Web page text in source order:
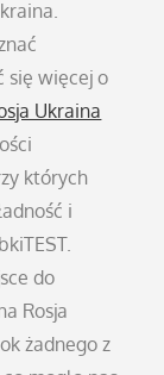
się więcej o
Ukraina
których
i
do
Rosja
żadnego z